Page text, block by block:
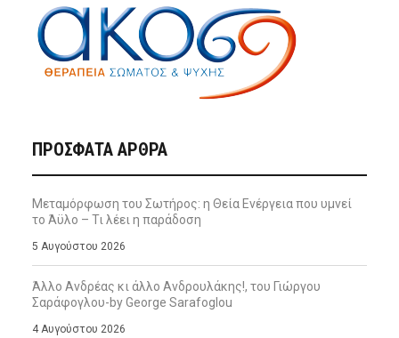
ΠΡΌΣΦΑΤΑ ΆΡΘΡΑ
Μεταμόρφωση του Σωτήρος: η Θεία Ενέργεια που υμνεί
το Άϋλο – Τι λέει η παράδοση
5 Αυγούστου 2026
Άλλο Ανδρέας κι άλλο Ανδρουλάκης!, του Γιώργου
Σαράφογλου-by George Sarafoglou
4 Αυγούστου 2026